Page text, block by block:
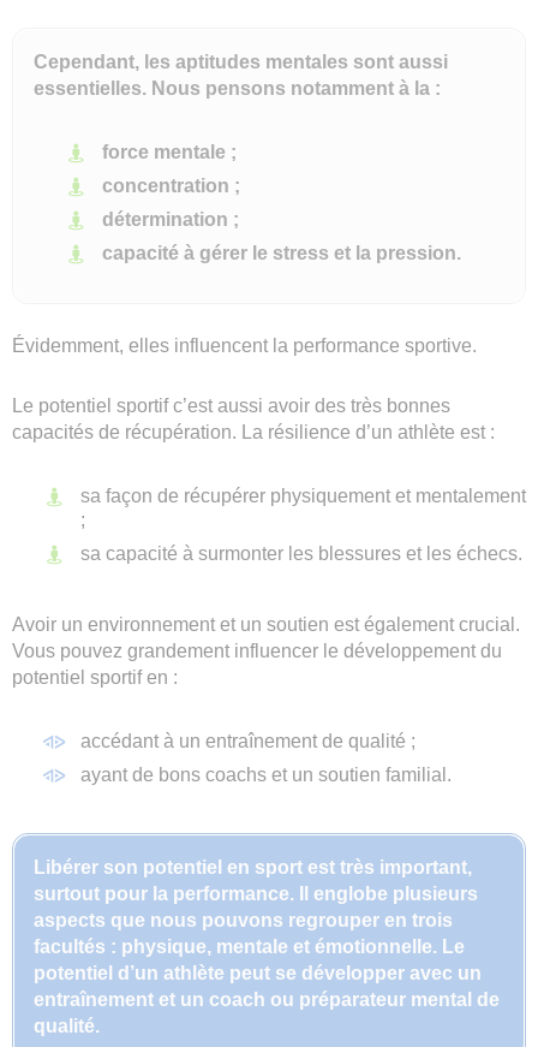
Cependant, les aptitudes mentales sont aussi
essentielles. Nous pensons notamment à la :
force mentale ;
concentration ;
détermination ;
capacité à gérer le stress et la pression.
Évidemment, elles influencent la performance sportive.
Le potentiel sportif c’est aussi avoir des très bonnes
capacités de récupération. La résilience d’un athlète est :
sa façon de récupérer physiquement et mentalement
;
sa capacité à surmonter les blessures et les échecs.
Avoir un environnement et un soutien est également crucial.
Vous pouvez grandement influencer le développement du
potentiel sportif en :
accédant à un entraînement de qualité ;
ayant de bons coachs et un soutien familial.
Libérer son potentiel en sport est très important,
surtout pour la performance. Il englobe plusieurs
aspects que nous pouvons regrouper en trois
facultés : physique, mentale et émotionnelle. Le
potentiel d’un athlète peut se développer avec un
entraînement et un coach ou préparateur mental de
qualité.